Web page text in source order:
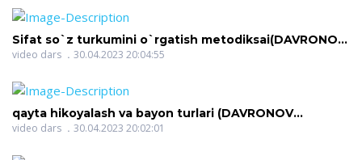
Sifat so`z turkumini o`rgatish metodiksai(DAVRONOV
DILSHOD ISMOILOVICH)
video dars 30.04.2023 20:04:55
qayta hikoyalash va bayon turlari (DAVRONOV
DILSHOD ISMOILOVICH)
video dars 30.04.2023 20:02:01